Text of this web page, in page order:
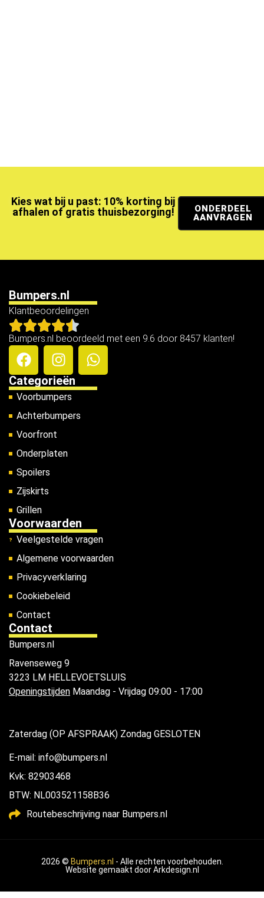
Kies wat bij u past: 10% korting bij
afhalen of gratis thuisbezorging!
ONDERDEEL
AANVRAGEN
Bumpers.nl
Klantbeoordelingen
Bumpers.nl beoordeeld met een 9.6 door 8457 klanten!
Categorieën
Voorbumpers
Achterbumpers
Voorfront
Onderplaten
Spoilers
Zijskirts
Grillen
Voorwaarden
Veelgestelde vragen
Algemene voorwaarden
Privacyverklaring
Cookiebeleid
Contact
Contact
Bumpers.nl
Ravenseweg 9
3223 LM HELLEVOETSLUIS
Openingstijden Maandag - Vrijdag 09:00 - 17:00
Zaterdag (OP AFSPRAAK) Zondag GESLOTEN
E-mail: info@bumpers.nl
Kvk: 82903468
BTW: NL003521158B36
Routebeschrijving naar Bumpers.nl
2026 © Bumpers.nl - Alle rechten voorbehouden.
Website gemaakt doorArkdesign.nl